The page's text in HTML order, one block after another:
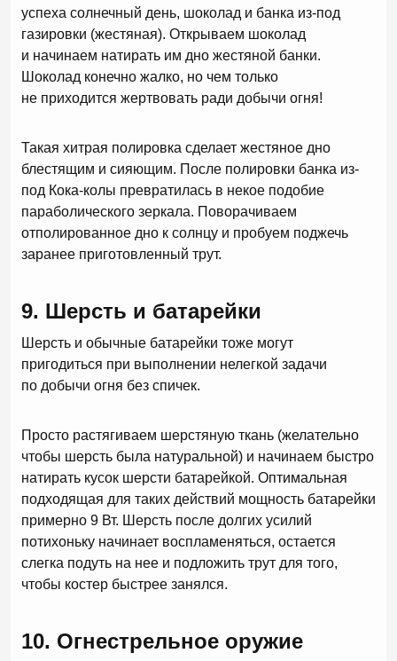
успеха солнечный день, шоколад и банка из-под
газировки (жестяная). Открываем шоколад
и начинаем натирать им дно жестяной банки.
Шоколад конечно жалко, но чем только
не приходится жертвовать ради добычи огня!
Такая хитрая полировка сделает жестяное дно
блестящим и сияющим. После полировки банка из-
под Кока-колы превратилась в некое подобие
параболического зеркала. Поворачиваем
отполированное дно к солнцу и пробуем поджечь
заранее приготовленный трут.
9. Шерсть и батарейки
Шерсть и обычные батарейки тоже могут
пригодиться при выполнении нелегкой задачи
по добычи огня без спичек.
Просто растягиваем шерстяную ткань (желательно
чтобы шерсть была натуральной) и начинаем быстро
натирать кусок шерсти батарейкой. Оптимальная
подходящая для таких действий мощность батарейки
примерно 9 Вт. Шерсть после долгих усилий
потихоньку начинает воспламеняться, остается
слегка подуть на нее и подложить трут для того,
чтобы костер быстрее занялся.
10. Огнестрельное оружие